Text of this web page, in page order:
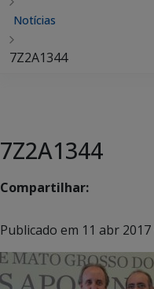
Notícias
7Z2A1344
7Z2A1344
Compartilhar:
Publicado em 11 abr 2017